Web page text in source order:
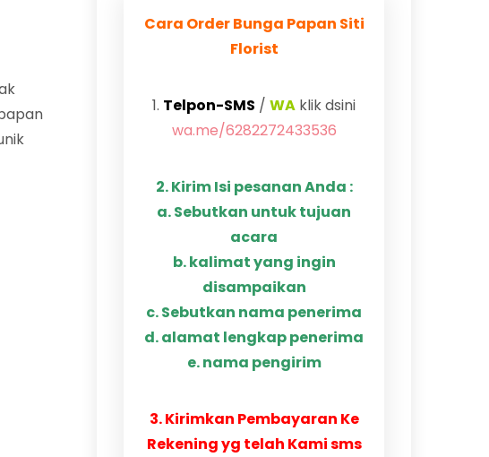
Cara Order Bunga Papan Siti
Florist
1. Telpon-SMS / WA klik dsini
wa.me/6282272433536
2. Kirim Isi pesanan Anda :
a. Sebutkan untuk tujuan
acara
b. kalimat yang ingin
disampaikan
c. Sebutkan nama penerima
d. alamat lengkap penerima
e. nama pengirim
3. Kirimkan Pembayaran Ke
Rekening yg telah Kami sms